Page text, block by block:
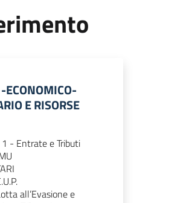
E RISORSE
- Entrate e Tributi
all’Evasione e